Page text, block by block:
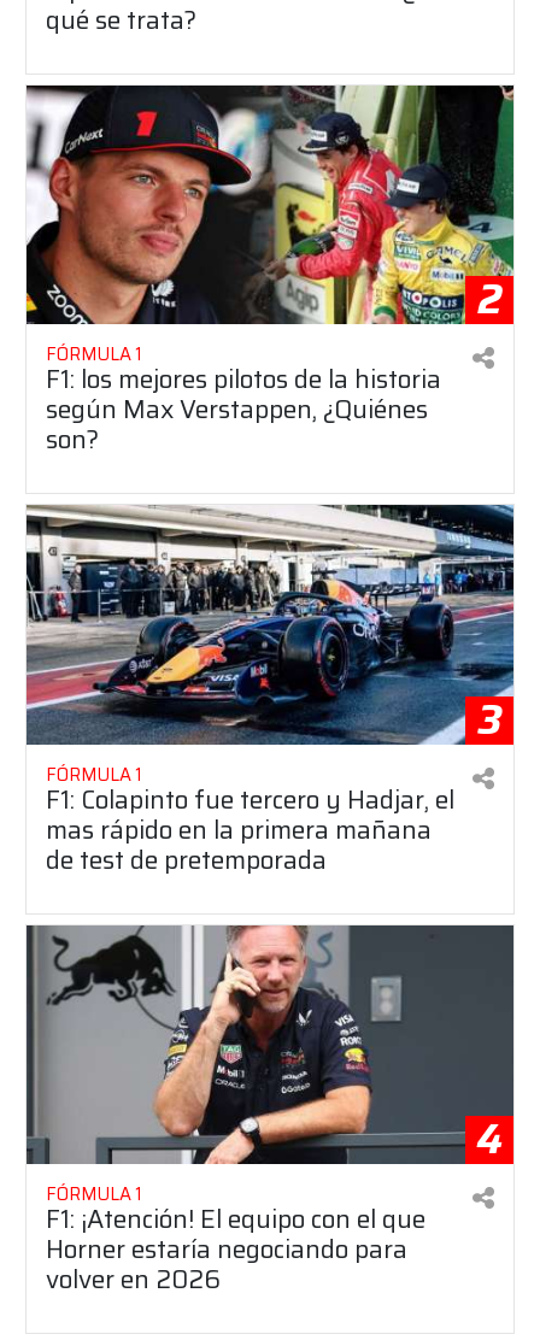
qué se trata?
2
FÓRMULA 1
F1: los mejores pilotos de la historia
según Max Verstappen, ¿Quiénes
son?
3
FÓRMULA 1
F1: Colapinto fue tercero y Hadjar, el
mas rápido en la primera mañana
de test de pretemporada
4
FÓRMULA 1
F1: ¡Atención! El equipo con el que
Horner estaría negociando para
volver en 2026